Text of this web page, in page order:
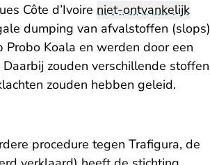
Côte d’Ivoire niet-ontvankelijk
dumping van afvalstoffen (slops)
Koala en werden door een
zouden verschillende stoffen
zouden hebben geleid.
procedure tegen Trafigura, de